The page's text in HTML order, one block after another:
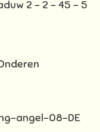
2 – 2 – 45 – 5
angel-08-DE